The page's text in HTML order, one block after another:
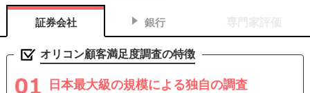
証券会社 銀行
オリコン顧客満足度調査の特徴
日本最大級の規模による独自の調査